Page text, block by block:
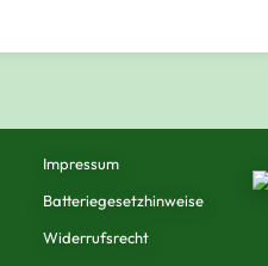
Impressum
Batteriegesetzhinweise
Widerrufsrecht